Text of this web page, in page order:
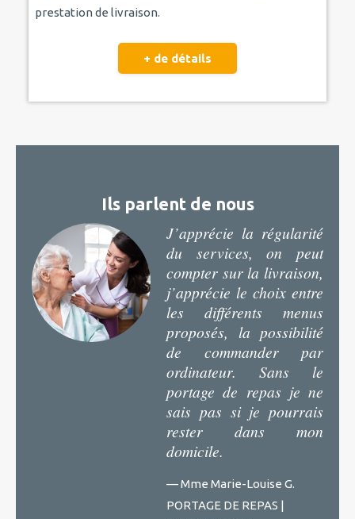
prestation de livraison.
+ de détails
Ils parlent de nous
J’apprécie la régularité
du services, on peut
compter sur la livraison,
j’apprécie le choix entre
les différents menus
proposés, la possibilité
de commander par
ordinateur. Sans le
portage de repas je ne
sais pas si je pourrais
rester dans mon
domicile.
— Mme Marie-Louise G.
PORTAGE DE REPAS |